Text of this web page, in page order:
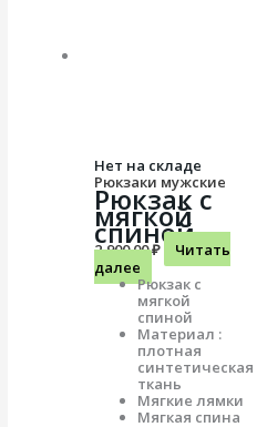
Нет на складе
Рюкзаки мужские
Рюкзак с
мягкой
спиной
2,900.00₽
Читать
далее
Рюкзак с
мягкой
спиной
Материал :
плотная
синтетическая
ткань
Мягкие лямки
Мягкая спина